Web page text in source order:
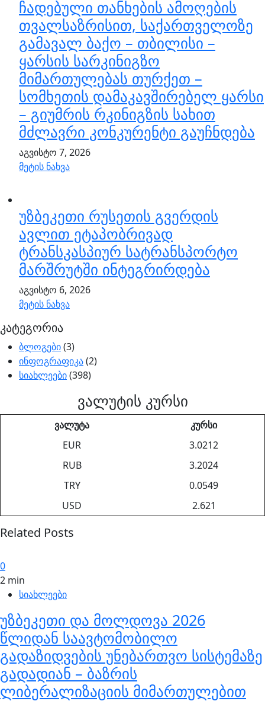
ჩადებული თანხების ამოღების
თვალსაზრისით, საქართველოზე
გამავალ ბაქო – თბილისი –
ყარსის სარკინიგზო
მიმართულებას თურქეთ –
სომხეთის დამაკავშირებელ ყარსი
– გიუმრის რკინიგზის სახით
მძლავრი კონკურენტი გაუჩნდება
აგვისტო 7, 2026
მეტის ნახვა
უზბეკეთი რუსეთის გვერდის
ავლით ეტაპობრივად
ტრანსკასპიურ სატრანსპორტო
მარშრუტში ინტეგრირდება
აგვისტო 6, 2026
მეტის ნახვა
კატეგორია
ბლოგები(3)
ინფოგრაფიკა(2)
სიახლეები(398)
ვალუტის კურსი
ვალუტა
კურსი
EUR
3.0212
RUB
3.2024
TRY
0.0549
USD
2.621
Related Posts
0
2 min
სიახლეები
უზბეკეთი და მოლდოვა 2026
წლიდან საავტომობილო
გადაზიდვების უნებართვო სისტემაზე
გადადიან – ბაზრის
ლიბერალიზაციის მიმართულებით